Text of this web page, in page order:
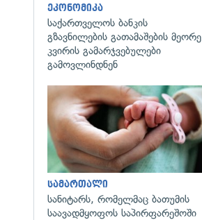
ეკონომიკა
საქართველოს ბანკის
გზავნილების გათამაშების მეორე
კვირის გამარჯვებულები
გამოვლინდნენ
სამართალი
სანიტარს, რომელმაც ბათუმის
საავადმყოფოს საპირფარეშოში